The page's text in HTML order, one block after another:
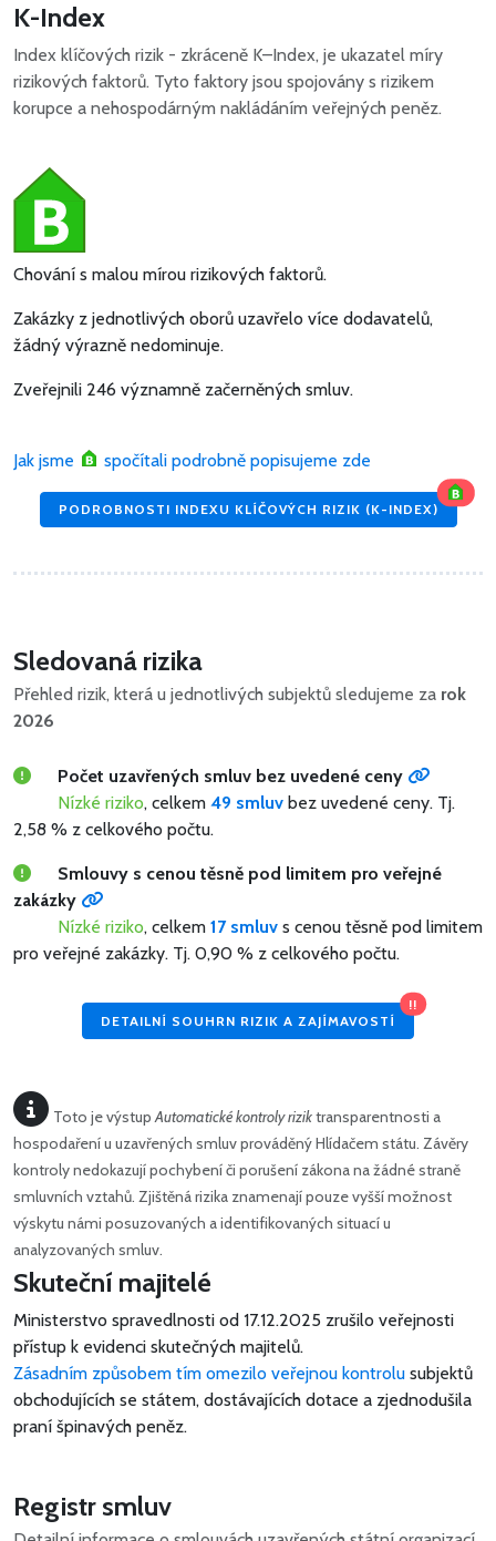
K-Index
Index klíčových rizik - zkráceně K–Index, je ukazatel míry
rizikových faktorů. Tyto faktory jsou spojovány s rizikem
korupce a nehospodárným nakládáním veřejných peněz.
Chování s malou mírou rizikových faktorů.
Zakázky z jednotlivých oborů uzavřelo více dodavatelů,
žádný výrazně nedominuje.
Zveřejnili 246 významně začerněných smluv.
Jak jsme spočítali podrobně popisujeme zde
PODROBNOSTI INDEXU KLÍČOVÝCH RIZIK (K-INDEX)
Sledovaná rizika
Přehled rizik, která u jednotlivých subjektů sledujeme za rok
2026
Počet uzavřených smluv bez uvedené ceny
Nízké riziko, celkem 49 smluv bez uvedené ceny. Tj.
2,58 % z celkového počtu.
Smlouvy s cenou těsně pod limitem pro veřejné
zakázky
Nízké riziko, celkem 17 smluv s cenou těsně pod limitem
pro veřejné zakázky. Tj. 0,90 % z celkového počtu.
DETAILNÍ SOUHRN RIZIK A ZAJÍMAVOSTÍ
!!
Toto je výstupAutomatické kontroly riziktransparentnosti a
hospodaření u uzavřených smluv prováděný Hlídačem státu. Závěry
kontroly nedokazují pochybení či porušení zákona na žádné straně
smluvních vztahů. Zjištěná rizika znamenají pouze vyšší možnost
výskytu námi posuzovaných a identifikovaných situací u
analyzovaných smluv.
Skuteční majitelé
Ministerstvo spravedlnosti od 17.12.2025 zrušilo veřejnosti
přístup k evidenci skutečných majitelů.
Zásadním způsobem tím omezilo veřejnou kontrolu subjektů
obchodujících se státem, dostávajících dotace a zjednodušila
praní špinavých peněz.
Registr smluv